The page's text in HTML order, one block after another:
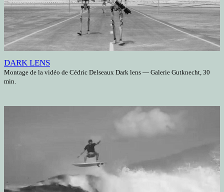
DARK LENS
Montage de la vidéo de Cédric Delseaux Dark lens — Galerie Gutknecht, 30
min.